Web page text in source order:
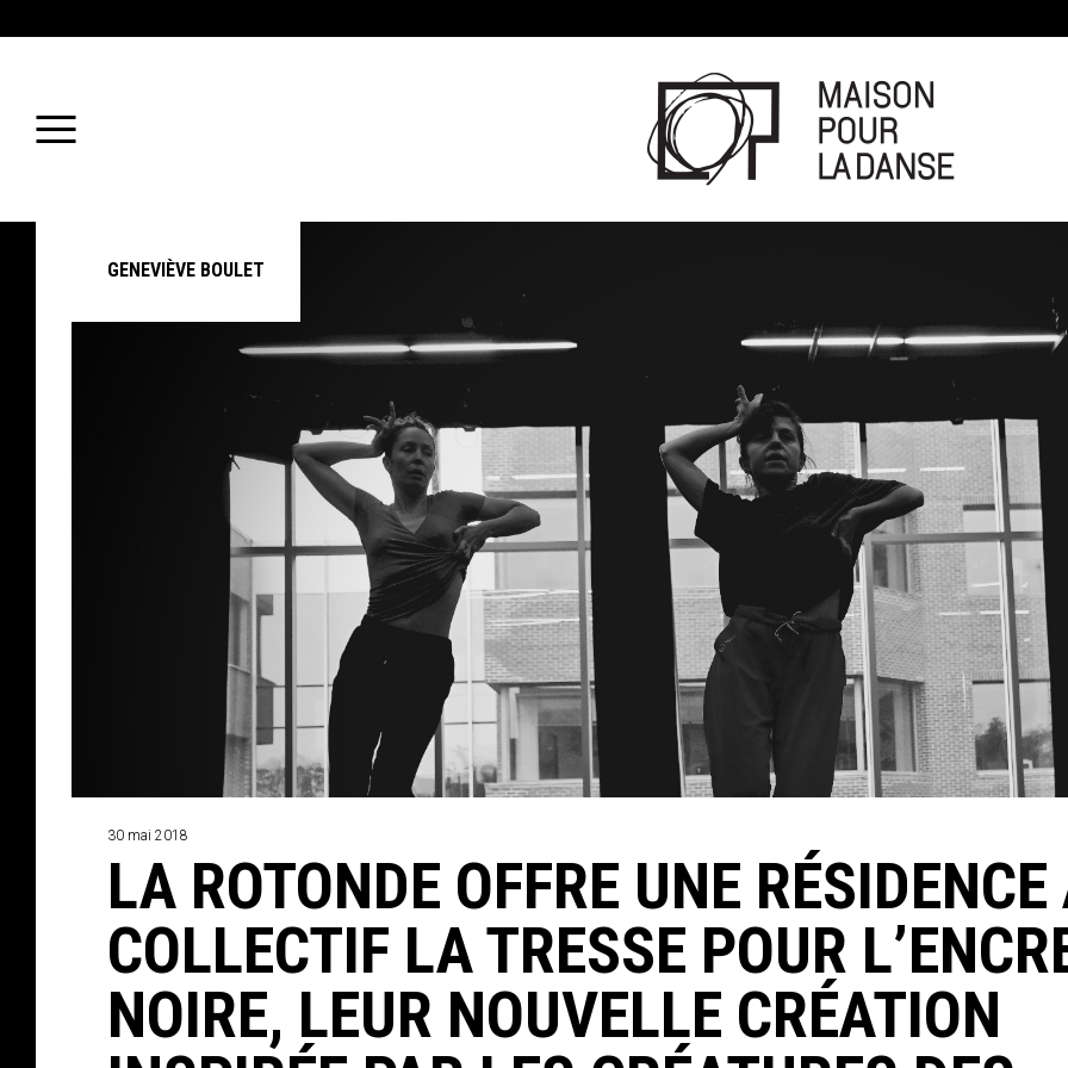
GENEVIÈVE BOULET
30 mai 2018
LA ROTONDE OFFRE UNE RÉSIDENCE
COLLECTIF LA TRESSE POUR
NOIRE, LEUR NOUVELLE CRÉATION